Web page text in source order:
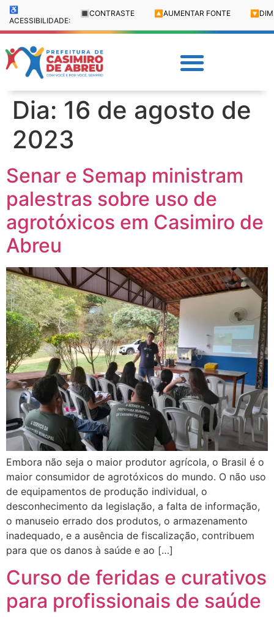
♿
ACESSIBILIDADE:
🔳 CONTRASTE 🔼 AUMENTAR FONTE 🔽
Dia: 16 de agosto de
2023
Senar e Semap ministram
palestras sobre uso de
agrotóxicos em Casimiro de
Abreu
Embora não seja o maior produtor agrícola, o Brasil é o
maior consumidor de agrotóxicos do mundo. O não uso
de equipamentos de produção individual, o
desconhecimento da legislação, a falta de informação,
o manuseio errado dos produtos, o armazenamento
inadequado, e a ausência de fiscalização, contribuem
para que os danos à saúde e ao […]
Curso de feridas e curativos
para profissionais de saúde